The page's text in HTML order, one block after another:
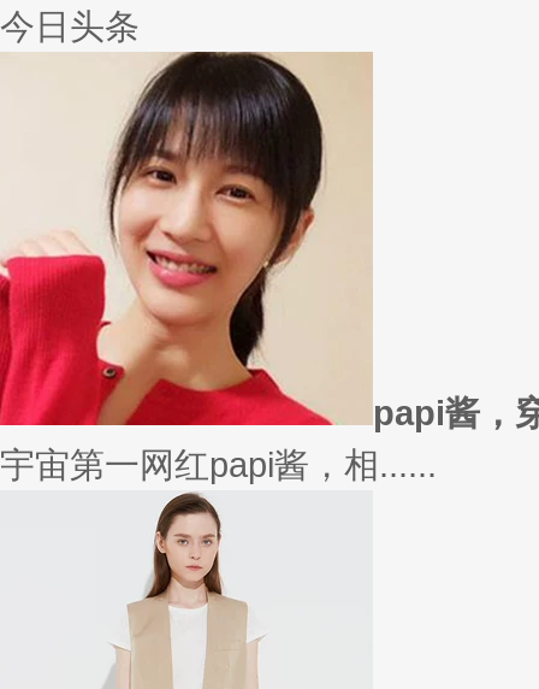
今日头条